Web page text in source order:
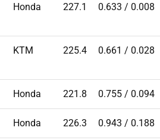
Honda 227.1 0.633 / 0.008
KTM 225.4 0.661 / 0.028
Honda 221.8 0.755 / 0.094
Honda 226.3 0.943 / 0.188